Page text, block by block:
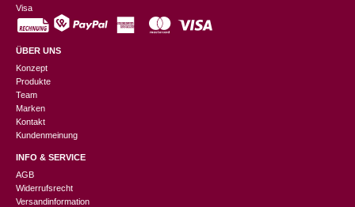
Visa
ÜBER UNS
Konzept
Produkte
Team
Marken
Kontakt
Kundenmeinung
INFO & SERVICE
AGB
Widerrufsrecht
Versandinformation